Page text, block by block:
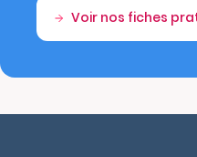
Voir nos fiches